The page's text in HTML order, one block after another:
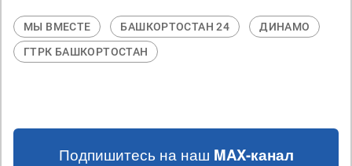
МЫ ВМЕСТЕ БАШКОРТОСТАН 24
ДИНАМО
ГТРК БАШКОРТОСТАН
Подпишитесь на наш MAX-канал